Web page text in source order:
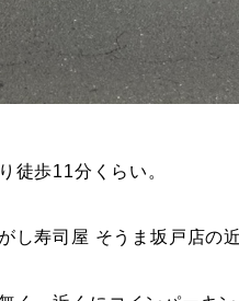
徒歩11分くらい。
し寿司屋 そうま坂戸店の近